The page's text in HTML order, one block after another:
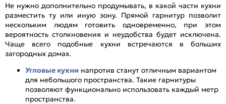
Не нужно дополнительно продумывать, в какой части кухни
разместить ту или иную зону. Прямой гарнитур позволит
нескольким людям готовить одновременно, при этом
вероятность столкновения и неудобства будет исключена.
Чаще всего подобные кухни встречаются в больших
загородных домах.
Угловые кухни напротив станут отличным вариантом
для небольшого пространства. Такие гарнитуры
позволяют функционально использовать каждый метр
пространства.